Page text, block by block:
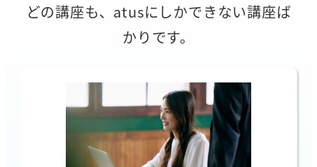
どの講座も、atusにしかできない講座ば
かりです。